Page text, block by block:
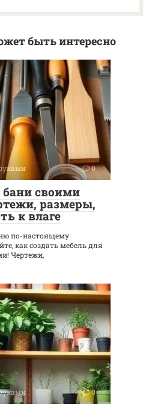
быть интересно
0
своими
размеры,
к влаге
по-настоящему
как создать мебель для
Чертежи,
0